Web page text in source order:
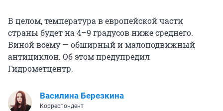
В целом, температура в европейской части
страны будет на 4–9 градусов ниже среднего.
Виной всему — обширный и малоподвижный
антициклон. Об этом предупредил
Гидрометцентр.
Василина Березкина
Корреспондент